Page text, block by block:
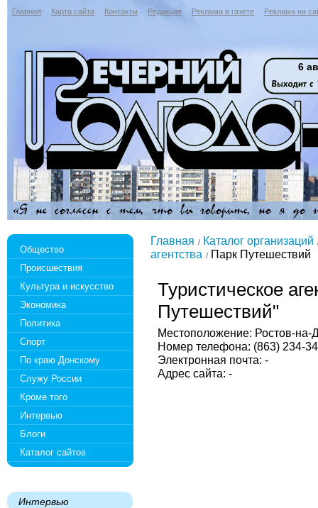
Главная Карта сайта Контакты Редакция Реклама в газете Реклама на
6
Общество
Происшествия
Культура и искусство
Экономика
Политика
Спорт
По краю Донскому
Служу России
Кроме того
Интервью
Блоги
Каталог сайтов
Интервью
Главная
Каталог организаций
агентства
Парк Путешествий
Туристическое
Путешествий"
Местоположение: Ростов-на-
Номер телефона: (863) 234-
Электронная почта: -
Адрес сайта: -